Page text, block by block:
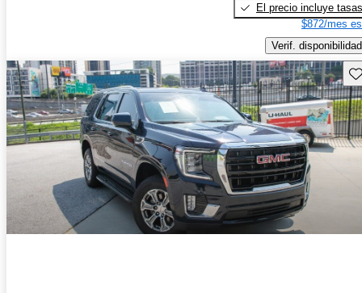
El precio incluye tasas
$872/mes
Verif. disponibilidad